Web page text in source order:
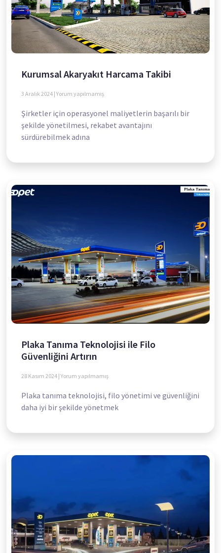
Kurumsal Akaryakıt Harcama Takibi
3 Aralık 2024 Yorum yapılmamış
Şirketler için operasyonel maliyetlerin başarılı bir
şekilde yönetilmesi, rekabet avantajını
sürdürebilmek adına
Plaka Tanıma Teknolojisi ile Filo
Güvenliğini Artırın
28 Kasım 2024 Yorum yapılmamış
Plaka tanıma teknolojisi, filo yönetimi ve güvenliğini
daha iyi bir şekilde yönetmek